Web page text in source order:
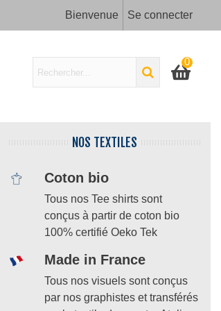
Bienvenue Se connecter
0
NOS TEXTILES
Coton bio
Tous nos Tee shirts sont
conçus à partir de coton bio
100% certifié Oeko Tek
Made in France
Tous nos visuels sont conçus
par nos graphistes et transférés